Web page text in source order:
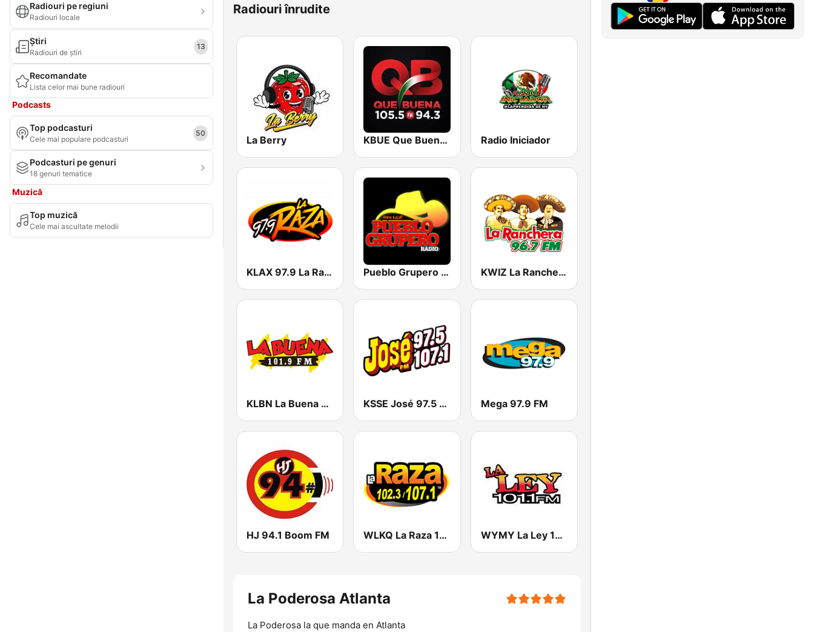
Radiouri pe regiuni
Radiouri locale
Știri
Radiouri de știri
13
Recomandate
Lista celor mai bune radiouri
Podcasts
Top podcasturi
Cele mai populare podcasturi
50
Podcasturi pe genuri
18 genuri tematice
Muzică
Top muzică
Cele mai ascultate melodii
Radiouri înrudite
La Berry KBUE Que Buena 105.5 / 94.3 FM (US Only) Radio Iniciador
KLAX 97.9 La Raza FM Pueblo Grupero Radio KWIZ La Ranchera 96.7 FM (US Only)
KLBN La Buena 101.9 FM KSSE José 97.5 y 107.1 Mega 97.9 FM
HJ 94.1 Boom FM WLKQ La Raza 102.3 WYMY La Ley 101.1 FM
La Poderosa Atlanta
La Poderosa la que manda en Atlanta